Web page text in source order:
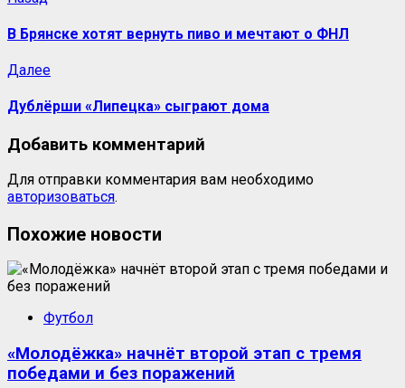
В Брянске хотят вернуть пиво и мечтают о ФНЛ
Далее
Дублёрши «Липецка» сыграют дома
Добавить комментарий
Для отправки комментария вам необходимо
авторизоваться.
Похожие новости
Футбол
«Молодёжка» начнёт второй этап с тремя
победами и без поражений